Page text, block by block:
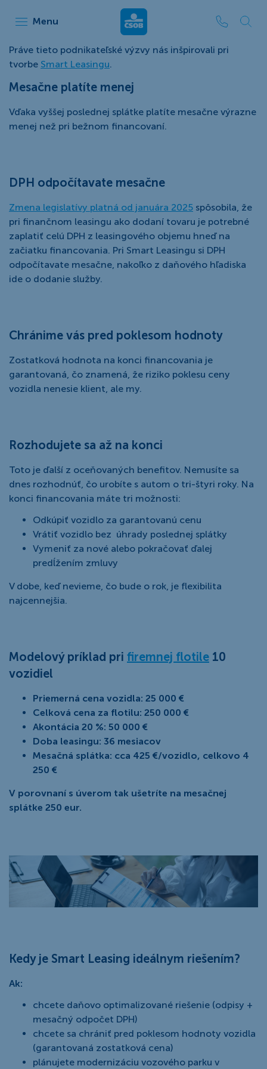
Menu ČSOB Leasing
Práve tieto podnikateľské výzvy nás inšpirovali pri
tvorbe Smart Leasingu.
Mesačne platíte menej
Vďaka vyššej poslednej splátke platíte mesačne výrazne
menej než pri bežnom financovaní.
DPH odpočítavate mesačne
Zmena legislatívy platná od januára 2025 spôsobila, že
pri finančnom leasingu ako dodaní tovaru je potrebné
zaplatiť celú DPH z leasingového objemu hneď na
začiatku financovania. Pri Smart Leasingu si DPH
odpočítavate mesačne, nakoľko z daňového hľadiska
ide o dodanie služby.
Chránime vás pred poklesom hodnoty
Zostatková hodnota na konci financovania je
garantovaná, čo znamená, že riziko poklesu ceny
vozidla nenesie klient, ale my.
Rozhodujete sa až na konci
Toto je ďalší z oceňovaných benefitov. Nemusíte sa
dnes rozhodnúť, čo urobíte s autom o tri-štyri roky. Na
konci financovania máte tri možnosti:
Odkúpiť vozidlo za garantovanú cenu
Vrátiť vozidlo bez úhrady poslednej splátky
Vymeniť za nové alebo pokračovať ďalej
predĺžením zmluvy
V dobe, keď nevieme, čo bude o rok, je flexibilita
najcennejšia.
Modelový príklad pri firemnej flotile 10
vozidiel
Priemerná cena vozidla: 25 000 €
Celková cena za flotilu: 250 000 €
Akontácia 20 %: 50 000 €
Doba leasingu: 36 mesiacov
Mesačná splátka: cca 425 €/vozidlo, celkovo 4
250 €
V porovnaní s úverom tak ušetríte na mesačnej
splátke 250 eur.
Kedy je Smart Leasing ideálnym riešením?
Ak:
chcete daňovo optimalizované riešenie (odpisy +
mesačný odpočet DPH)
chcete sa chrániť pred poklesom hodnoty vozidla
(garantovaná zostatková cena)
plánujete modernizáciu vozového parku v